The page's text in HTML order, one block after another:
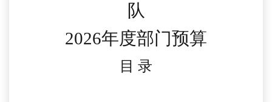
队
2026年度部门预算
目 录